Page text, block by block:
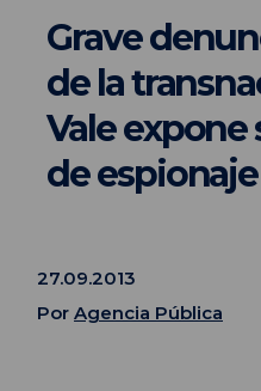
Grave
de la
Vale
de espionaje
27.09.2013
Por Agencia Pública